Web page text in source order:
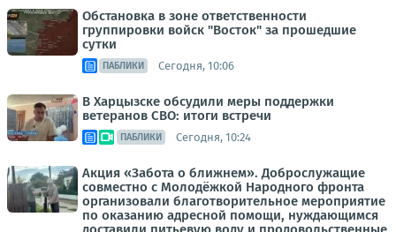
Обстановка в зоне ответственности
группировки войск "Восток" за прошедшие
сутки
ПАБЛИКИ Сегодня, 10:06
В Харцызске обсудили меры поддержки
ветеранов СВО: итоги встречи
ПАБЛИКИ Сегодня, 10:24
Акция «Забота о ближнем». Доброслужащие
совместно с Молодёжкой Народного фронта
организовали благотворительное мероприятие
по оказанию адресной помощи, нуждающимся